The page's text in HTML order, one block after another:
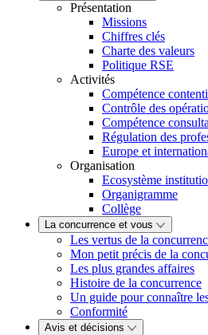
Présentation
Missions
Chiffres clés
Charte des valeurs
Politique RSE
Activités
Compétence
Contrôle des
Compétence
Régulation des
Europe et
Organisation
Ecosystème
Organigramme
Collège
La concurrence et vous
Les vertus de la
Mon petit précis de la
Les plus grandes affaires
Histoire de la concurrence
Un guide pour connaître
Conformité
Avis et décisions